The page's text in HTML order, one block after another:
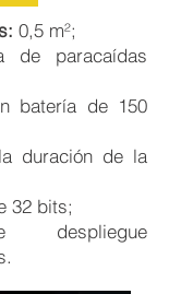
0,5 m²;
de paracaídas
batería de 150
duración de la
32 bits;
despliegue